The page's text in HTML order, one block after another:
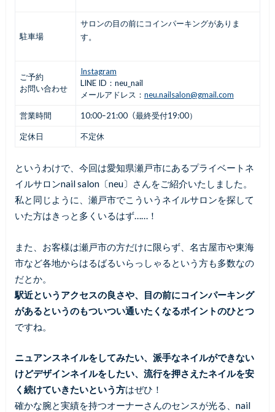
駐車場
サロンの目の前にコインパーキングがありま
す。
ご予約
お問い合わせ
Instagram
LINE ID：neu_nail
メールアドレス： neu.nailsalon@gmail.com
営業時間 10:00ｰ21:00（最終受付19:00）
定休日 不定休
というわけで、今回は愛知県瀬戸市にあるプライベートネ
イルサロンnail salon〔neu〕さんをご紹介いたしました。
私と同じように、瀬戸市でこういうネイルサロンを探して
いた方はきっと多くいるはず……！
また、お客様は瀬戸市の方だけに限らず、名古屋市や東海
市など各地からはるばるいらっしゃるという方も多数なの
だとか。
駅近というアクセスの良さや、目の前にコインパーキング
があるというのもついつい通いたくなるポイントのひとつ
ですね。
ニュアンスネイルをしてみたい、派手なネイルができない
けどデザインネイルをしたい、流行を押さえたネイルを安
く続けていきたいという方はぜひ！
確かな腕と実績を持つオーナーさんのセンスが光る、nail